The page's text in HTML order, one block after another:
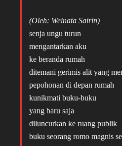
(Oleh: Weinata Sairin)
senja ungu turun
mengantarkan aku
ke beranda rumah
ditemani gerimis alit yang
pepohonan di depan rumah
kunikmati buku-buku
yang baru saja
diluncurkan ke ruang publik
buku seorang romo magnis